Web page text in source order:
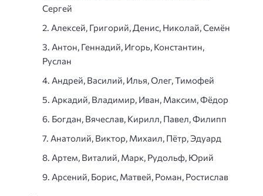
Сергей
Алексей, Григорий, Денис, Николай, Семён
Антон, Геннадий, Игорь, Константин,
Руслан
Андрей, Василий, Илья, Олег, Тимофей
Аркадий, Владимир, Иван, Максим, Фёдор
Богдан, Вячеслав, Кирилл, Павел, Филипп
Анатолий, Виктор, Михаил, Пётр, Эдуард
Артем, Виталий, Марк, Рудольф, Юрий
Арсений, Борис, Матвей, Роман, Ростислав